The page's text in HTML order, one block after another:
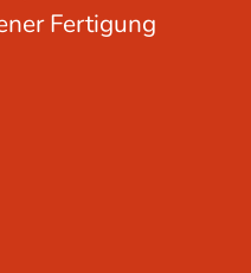
Fertigung